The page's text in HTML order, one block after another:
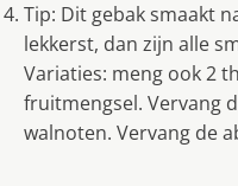
Tip: Dit gebak smaakt
lekkerst, dan zijn alle
Variaties: meng ook 2
fruitmengsel. Vervang
walnoten. Vervang de